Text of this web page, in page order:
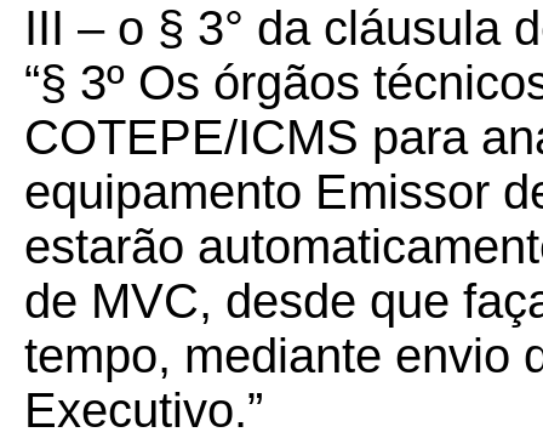
III – o § 3° da cláusula
“§ 3º Os órgãos
COTEPE/ICMS para
equipamento Emissor
estarão
de MVC, desde que
tempo, mediante envio
Executivo.”